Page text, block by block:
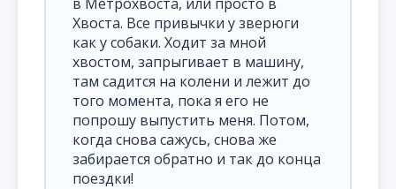
Хвоста. Все привычки у зверюги
как у собаки. Ходит за мной
хвостом, запрыгивает в машину,
там садится на колени и лежит до
того момента, пока я его не
попрошу выпустить меня. Потом,
когда снова сажусь, снова же
забирается обратно и так до конца
поездки!